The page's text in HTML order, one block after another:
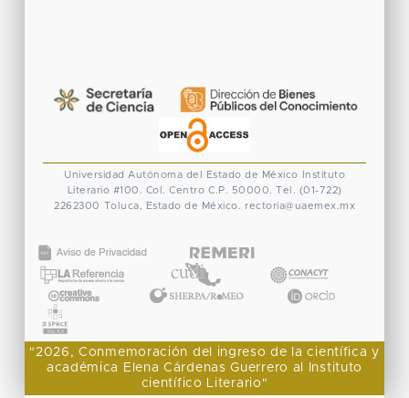
Universidad Autónoma del Estado de México
Instituto
Literario #100. Col. Centro C.P. 50000. Tel. (01-722)
2262300 Toluca, Estado de México. rectoria@uaemex.mx
"2026, Conmemoración del ingreso de la científica y
académica Elena Cárdenas Guerrero al Instituto
científico Literario"